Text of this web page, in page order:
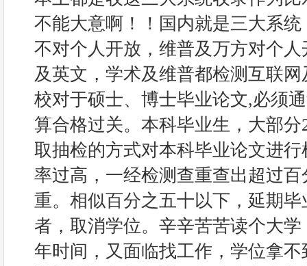
不能大意啊！！国内就是三大系
不对个人开放，维普及万方对个
及英文，学术及维普都检测互联
校对于硕士、博士毕业论文,必须
算合格过关。本科毕业生，大部
取抽检的方式对本科毕业论文进
率过高，一经检测查重查出超过
重。相似百分之五十以下，延期
者，取消学位。辛辛苦苦读个大
年时间，又面临找工作，学位拿